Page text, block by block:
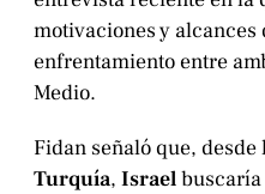
motivaciones y alcances
enfrentamiento entre
Medio.
Fidan señaló que,
Turquía, Israel